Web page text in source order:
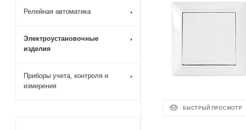
БЫСТРЫЙ ПРОСМОТР
Релейная автоматика
Электроустановочные
изделия
Приборы учета, контроля и
измерения